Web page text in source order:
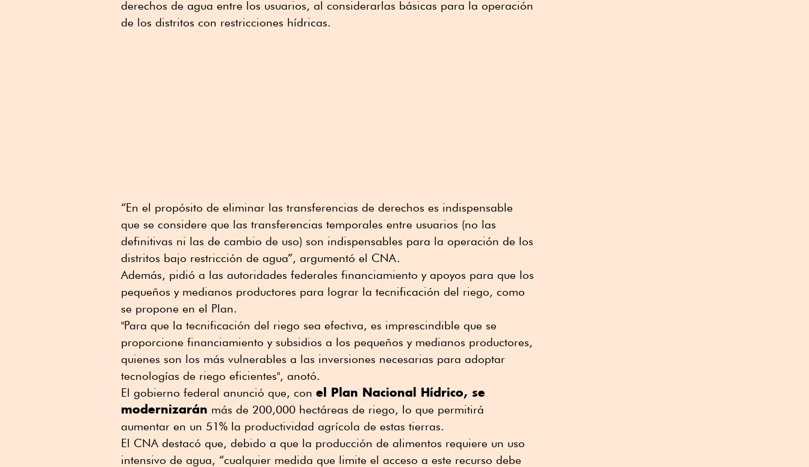
derechos de agua entre los usuarios, al considerarlas básicas para la operación
de los distritos con restricciones hídricas.
“En el propósito de eliminar las transferencias de derechos es indispensable
que se considere que las transferencias temporales entre usuarios (no las
definitivas ni las de cambio de uso) son indispensables para la operación de los
distritos bajo restricción de agua”, argumentó el CNA.
Además, pidió a las autoridades federales financiamiento y apoyos para que los
pequeños y medianos productores para lograr la tecnificación del riego, como
se propone en el Plan.
"Para que la tecnificación del riego sea efectiva, es imprescindible que se
proporcione financiamiento y subsidios a los pequeños y medianos productores,
quienes son los más vulnerables a las inversiones necesarias para adoptar
tecnologías de riego eficientes", anotó.
El gobierno federal anunció que, con el Plan Nacional Hídrico, se
modernizarán más de 200,000 hectáreas de riego, lo que permitirá
aumentar en un 51% la productividad agrícola de estas tierras.
El CNA destacó que, debido a que la producción de alimentos requiere un uso
intensivo de agua, “cualquier medida que limite el acceso a este recurso debe